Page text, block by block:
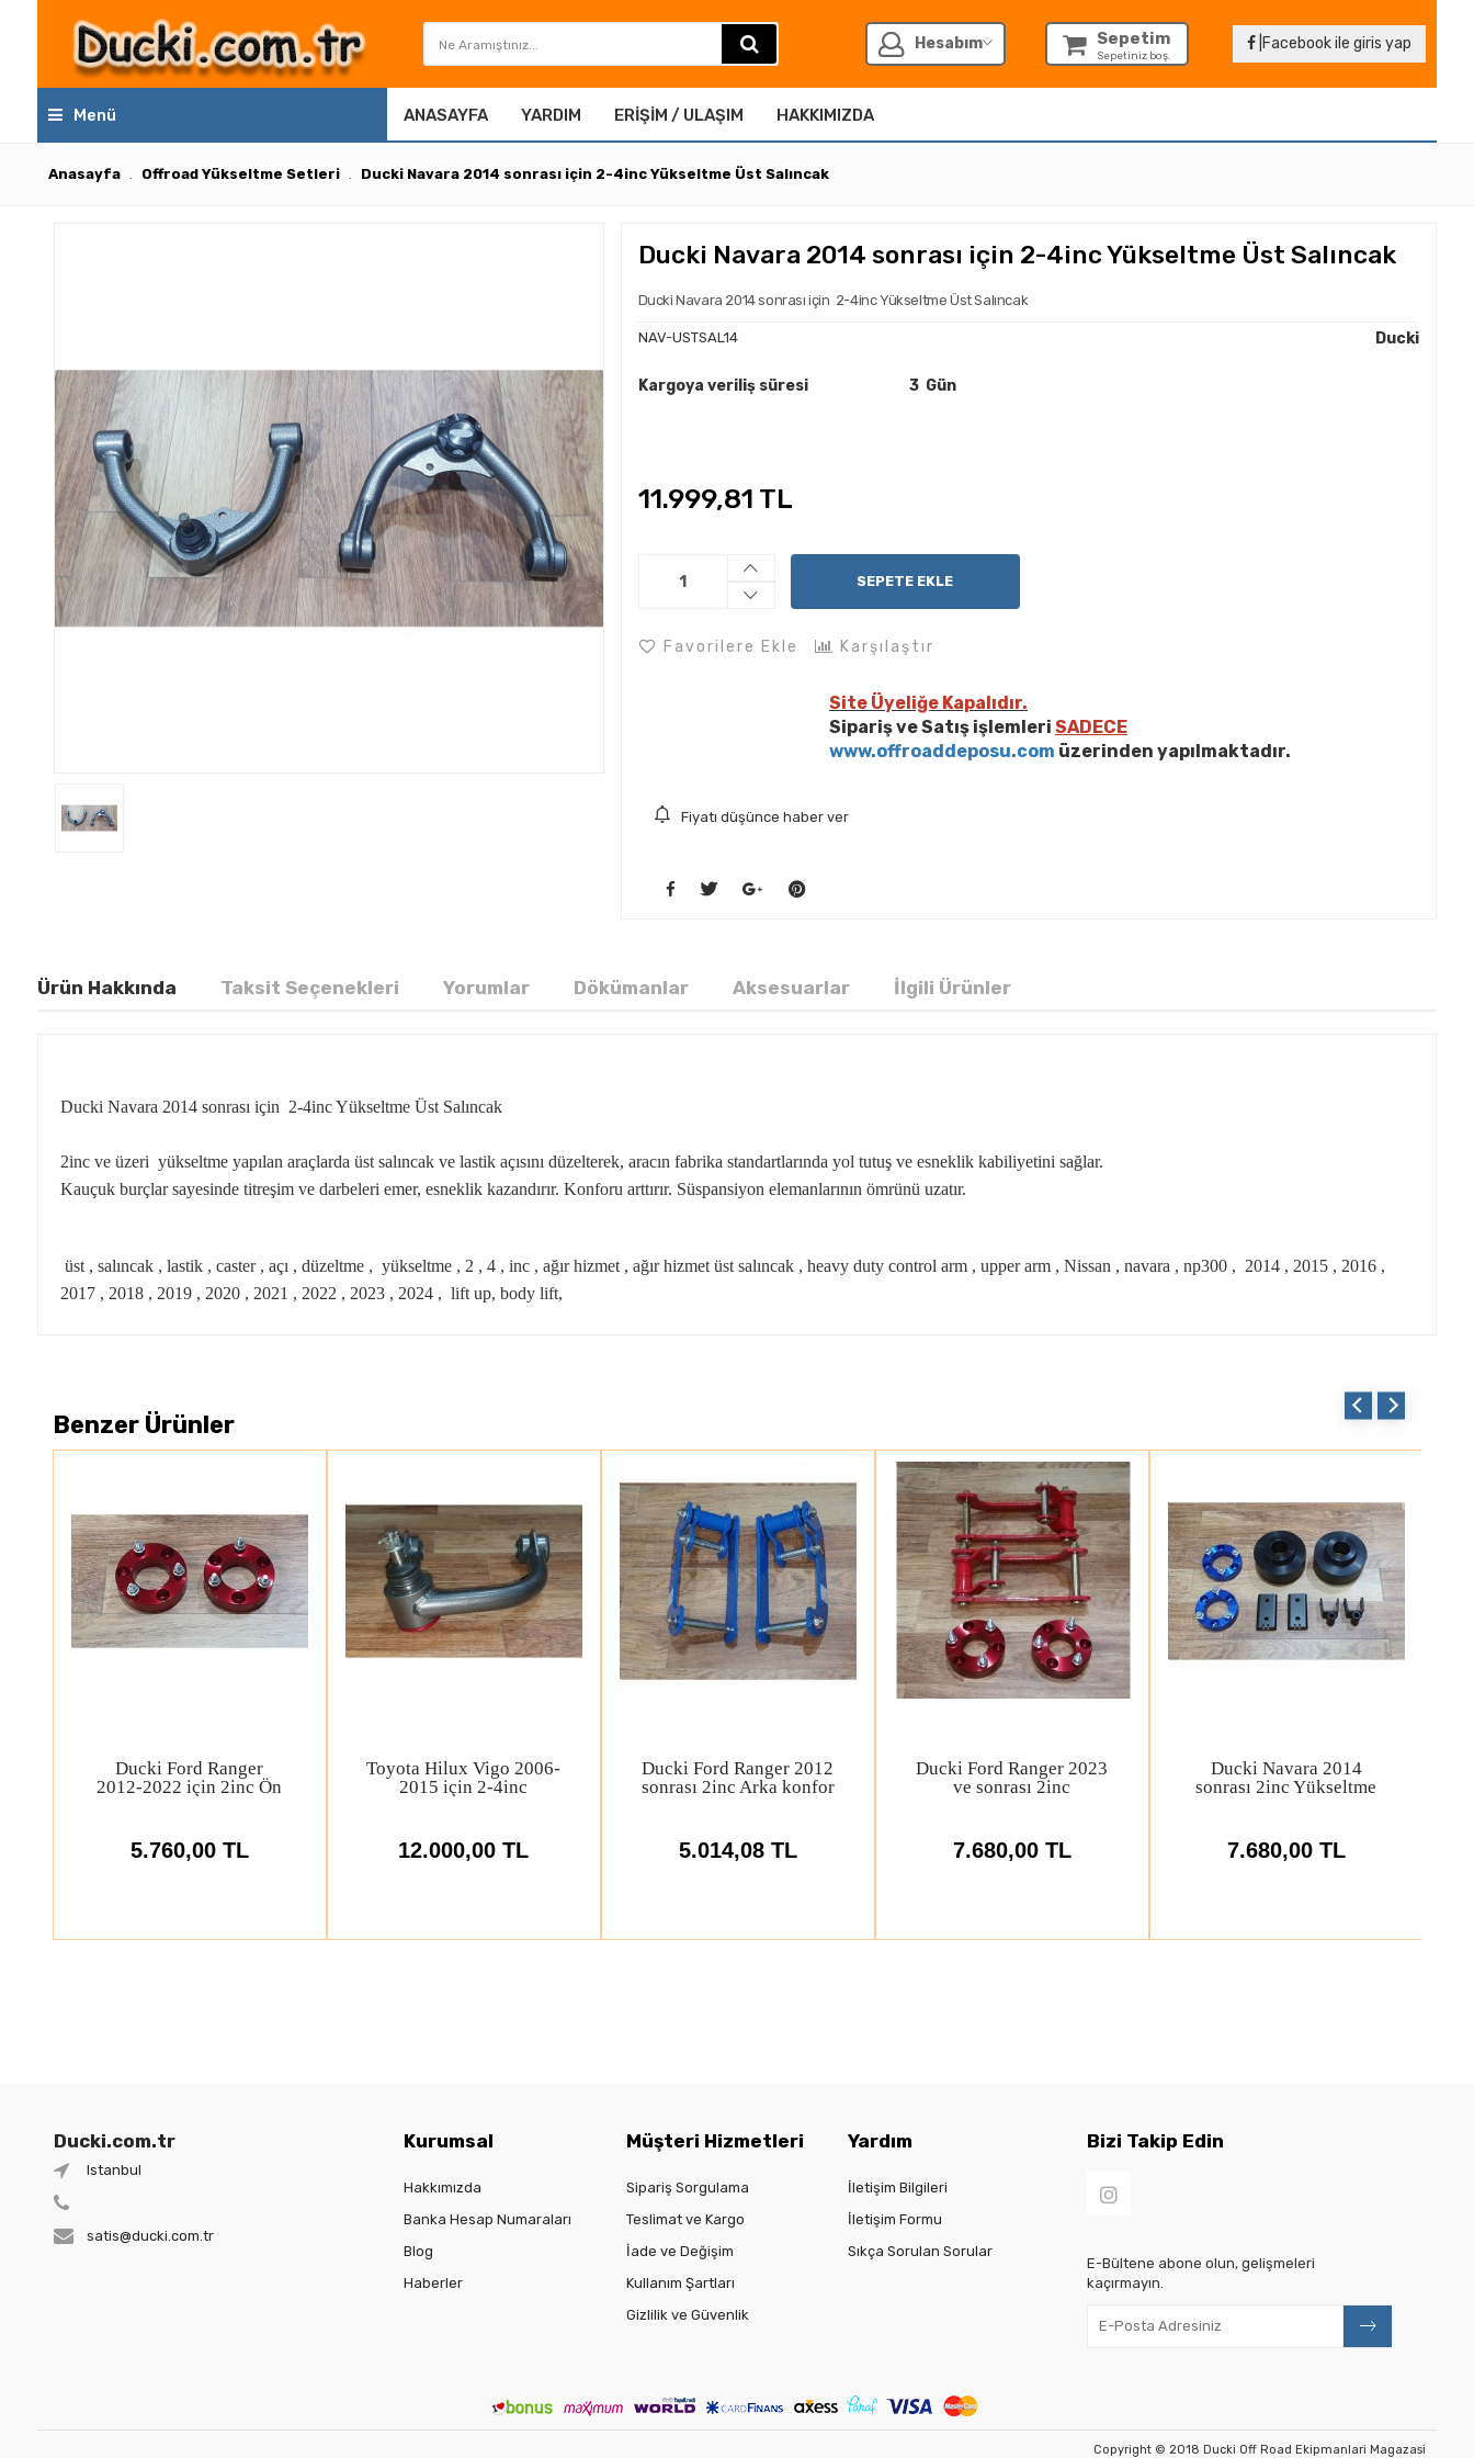
Hesabım Sepetim
Sepetiniz boş.
|Facebook ile giris yap
Menü ANASAYFA YARDIM ERIŞIM / ULAŞIM HAKKIMIZDA
Anasayfa Offroad Yükseltme Setleri Ducki Navara 2014 sonrası için 2-4inc Yükseltme Üst Salıncak
Ducki Navara 2014 sonrası için 2-4inc Yükseltme Üst Salıncak
Ducki Navara 2014 sonrası için 2-4inc Yükseltme Üst Salıncak
NAV-USTSAL14 Ducki
Kargoya veriliş süresi 3 Gün
11.999,81 TL
SEPETE EKLE
Favorilere Ekle Karşılaştır
Site Üyeliğe Kapalıdır.
Sipariş ve Satış işlemleriSADECE
www.offroaddeposu.com üzerinden yapılmaktadır.
Fiyatı düşünce haber ver
Ürün Hakkında Taksit Seçenekleri Yorumlar Dökümanlar Aksesuarlar İlgili Ürünler
Ducki Navara 2014 sonrası için 2-4inc Yükseltme Üst Salıncak
2inc ve üzeri yükseltme yapılan araçlarda üst salıncak ve lastik açısını düzelterek, aracın fabrika standartlarında yol tutuş ve esneklik kabiliyetini sağlar.
Kauçuk burçlar sayesinde titreşim ve darbeleri emer, esneklik kazandırır. Konforu arttırır. Süspansiyon elemanlarının ömrünü uzatır.
üst , salıncak , lastik , caster , açı , düzeltme , yükseltme , 2 , 4 , inc , ağır hizmet , ağır hizmet üst salıncak , heavy duty control arm , upper arm , Nissan , navara , np300 , 2014 , 2015 , 2016 ,
2017 , 2018 , 2019 , 2020 , 2021 , 2022 , 2023 , 2024 , lift up, body lift,
Benzer Ürünler
Toyota Hilux Vigo 2006-
2015 2inc Yükseltme
62.400,00 TL
Toyota Hilux Revo
2015+ için 2-4inc
12.000,00 TL
Ducki VW Amarok 2023
ve sonrası 2inc
62.880,19 TL
Suzuki 2005 öncesi 2.0
ve 2.5 G. Vitara için
1.200,00 TL
Suzuki 2005 öncesi
Vitara JLX için 6cm
18.500,00 TL
Ducki.com.tr
Istanbul
satis@ducki.com.tr
Kurumsal
Hakkımızda
Banka Hesap Numaraları
Blog
Haberler
Müşteri Hizmetleri
Sipariş Sorgulama
Teslimat ve Kargo
İade ve Değişim
Kullanım Şartları
Gizlilik ve Güvenlik
Yardım
İletişim Bilgileri
İletişim Formu
Sıkça Sorulan Sorular
Bizi Takip Edin
E-Bültene abone olun, gelişmeleri
kaçırmayın.
Copyright © 2018 Ducki Off Road Ekipmanlari Magazasi